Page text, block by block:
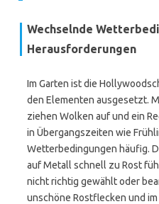
Wechselnde
Herausforderungen
Im Garten ist die
den Elementen ausgesetzt.
ziehen Wolken auf und ein
in Übergangszeiten wie
Wetterbedingungen häufig.
auf Metall schnell zu Rost
nicht richtig gewählt oder
unschöne Rostflecken und